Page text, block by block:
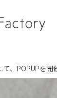
て、POPUPを開